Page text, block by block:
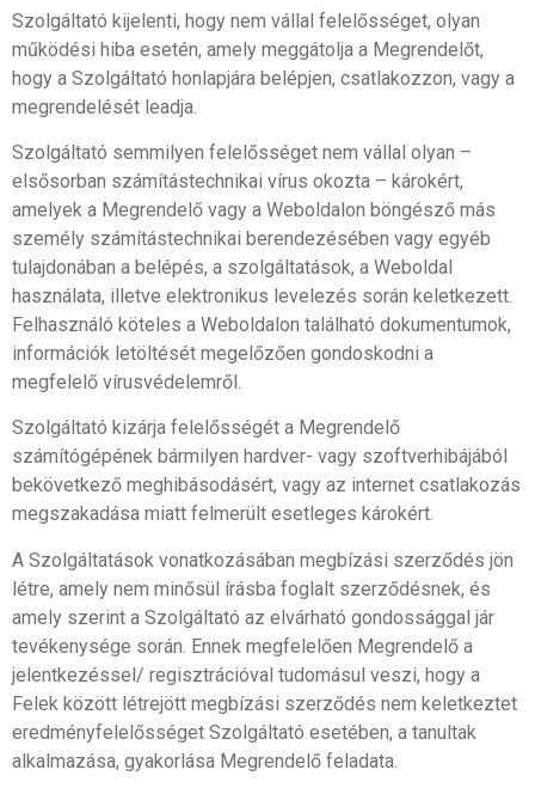
Szolgáltató kijelenti, hogy nem vállal felelősséget, olyan
működési hiba esetén, amely meggátolja a Megrendelőt,
hogy a Szolgáltató honlapjára belépjen, csatlakozzon, vagy a
megrendelését leadja.
Szolgáltató semmilyen felelősséget nem vállal olyan –
elsősorban számítástechnikai vírus okozta – károkért,
amelyek a Megrendelő vagy a Weboldalon böngésző más
személy számítástechnikai berendezésében vagy egyéb
tulajdonában a belépés, a szolgáltatások, a Weboldal
használata, illetve elektronikus levelezés során keletkezett.
Felhasználó köteles a Weboldalon található dokumentumok,
információk letöltését megelőzően gondoskodni a
megfelelő vírusvédelemről.
Szolgáltató kizárja felelősségét a Megrendelő
számítógépének bármilyen hardver- vagy szoftverhibájából
bekövetkező meghibásodásért, vagy az internet csatlakozás
megszakadása miatt felmerült esetleges károkért.
A Szolgáltatások vonatkozásában megbízási szerződés jön
létre, amely nem minősül írásba foglalt szerződésnek, és
amely szerint a Szolgáltató az elvárható gondossággal jár
tevékenysége során. Ennek megfelelően Megrendelő a
jelentkezéssel/ regisztrációval tudomásul veszi, hogy a
Felek között létrejött megbízási szerződés nem keletkeztet
eredményfelelősséget Szolgáltató esetében, a tanultak
alkalmazása, gyakorlása Megrendelő feladata.